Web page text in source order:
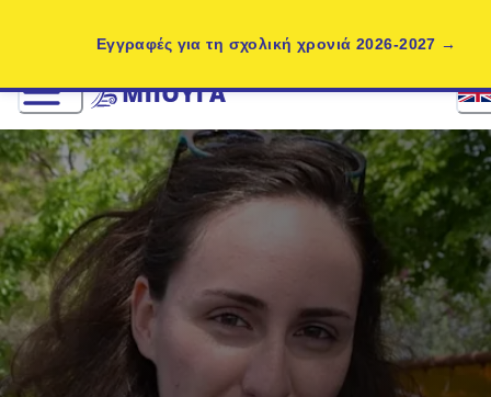
Εγγραφές για τη σχολική χρονιά 2026-2027